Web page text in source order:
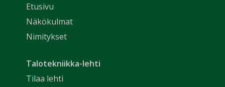
Etusivu
Näkökulmat
Nimitykset
Talotekniikka-lehti
Tilaa lehti